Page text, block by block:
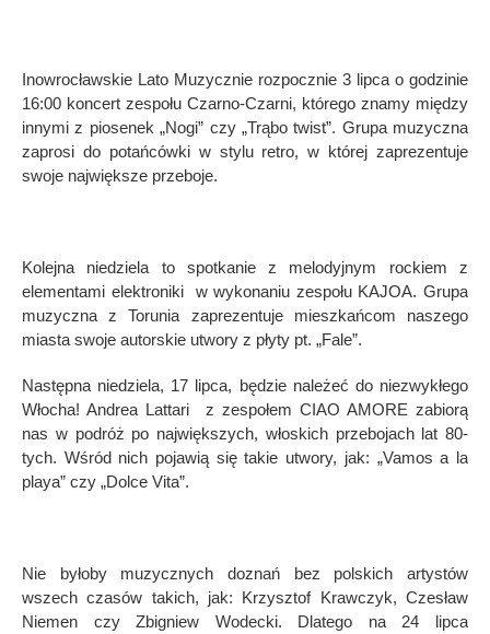
Inowrocławskie Lato Muzycznie rozpocznie 3 lipca o godzinie
16:00 koncert zespołu Czarno-Czarni, którego znamy między
innymi z piosenek „Nogi” czy „Trąbo twist”. Grupa muzyczna
zaprosi do potańcówki w stylu retro, w której zaprezentuje
swoje największe przeboje.
Kolejna niedziela to spotkanie z melodyjnym rockiem z
elementami elektroniki w wykonaniu zespołu KAJOA. Grupa
muzyczna z Torunia zaprezentuje mieszkańcom naszego
miasta swoje autorskie utwory z płyty pt. „Fale”.
Następna niedziela, 17 lipca, będzie należeć do niezwykłego
Włocha! Andrea Lattari z zespołem CIAO AMORE zabiorą
nas w podróż po największych, włoskich przebojach lat 80-
tych. Wśród nich pojawią się takie utwory, jak: „Vamos a la
playa” czy „Dolce Vita”.
Nie byłoby muzycznych doznań bez polskich artystów
wszech czasów takich, jak: Krzysztof Krawczyk, Czesław
Niemen czy Zbigniew Wodecki. Dlatego na 24 lipca